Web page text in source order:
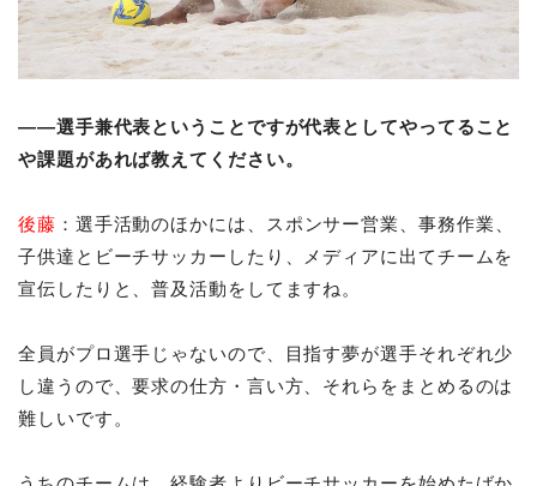
――選手兼代表ということですが代表としてやってること
や課題があれば教えてください。
後藤 ：選手活動のほかには、スポンサー営業、事務作業、
子供達とビーチサッカーしたり、メディアに出てチームを
宣伝したりと、普及活動をしてますね。
全員がプロ選手じゃないので、目指す夢が選手それぞれ少
し違うので、要求の仕方・言い方、それらをまとめるのは
難しいです。